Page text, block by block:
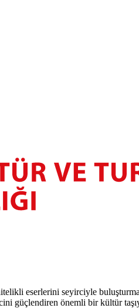
eserlerini seyirciyle
güçlendiren önemli bir kültür